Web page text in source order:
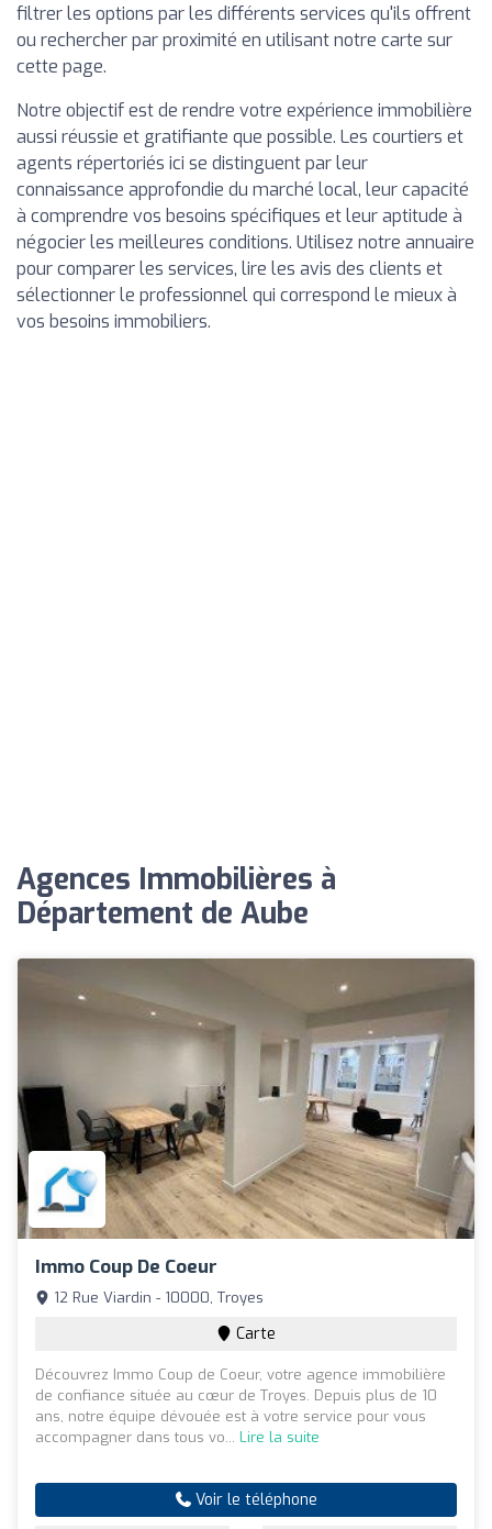
filtrer les options par les différents services qu'ils offrent
ou rechercher par proximité en utilisant notre carte sur
cette page.
Notre objectif est de rendre votre expérience immobilière
aussi réussie et gratifiante que possible. Les courtiers et
agents répertoriés ici se distinguent par leur
connaissance approfondie du marché local, leur capacité
à comprendre vos besoins spécifiques et leur aptitude à
négocier les meilleures conditions. Utilisez notre annuaire
pour comparer les services, lire les avis des clients et
sélectionner le professionnel qui correspond le mieux à
vos besoins immobiliers.
Agences Immobilières à
Département de Aube
Immo Coup De Coeur
12 Rue Viardin - 10000, Troyes
Carte
Découvrez Immo Coup de Coeur, votre agence immobilière
de confiance située au cœur de Troyes. Depuis plus de 10
ans, notre équipe dévouée est à votre service pour vous
accompagner dans tous vo... Lire la suite
Voir le téléphone